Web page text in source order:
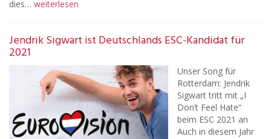
dies… weiterlesen
Jendrik Sigwart ist Deutschlands ESC-Kandidat für
2021
Unser Song für
Rotterdam: Jendrik
Sigwart tritt mit „I
Don’t Feel Hate“
beim ESC 2021 an
Auch in diesem Jahr